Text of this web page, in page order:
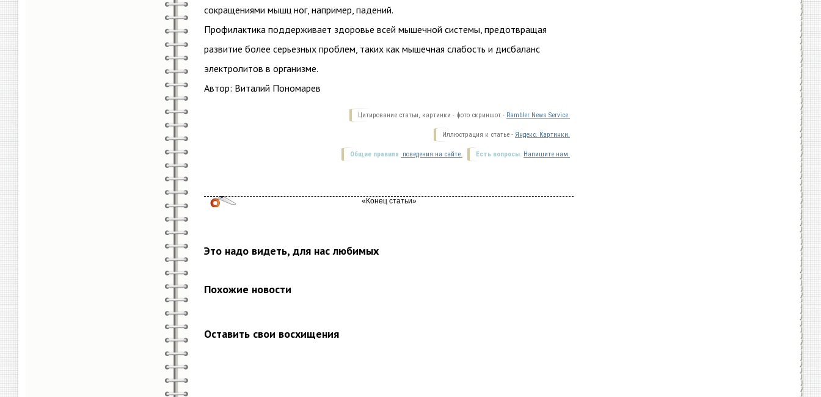
сокращениями мышц ног, например, падений.
Профилактика поддерживает здоровье всей мышечной системы, предотвращая
развитие более серьезных проблем, таких как мышечная слабость и дисбаланс
электролитов в организме.
Автор: Виталий Пономарев
Цитирование статьи, картинки - фото скриншот - Rambler News Service.
Иллюстрация к статье - Яндекс. Картинки.
Есть вопросы. Напишите нам.
Общие правила поведения на сайте.
Это надо видеть, для нас любимых
Похожие новости
Оставить свои восхищения